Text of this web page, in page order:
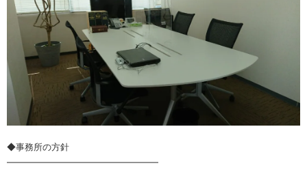
◆事務所の方針
━━━━━━━━━━━━━━━━━